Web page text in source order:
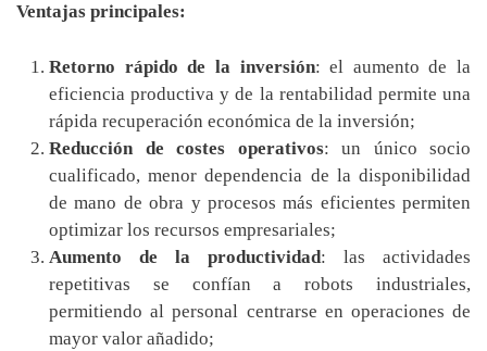
Ventajas principales:
Retorno rápido de la inversión: el aumento de la
eficiencia productiva y de la rentabilidad permite una
rápida recuperación económica de la inversión;
Reducción de costes operativos: un único socio
cualificado, menor dependencia de la disponibilidad
de mano de obra y procesos más eficientes permiten
optimizar los recursos empresariales;
Aumento de la productividad: las actividades
repetitivas se confían a robots industriales,
permitiendo al personal centrarse en operaciones de
mayor valor añadido;